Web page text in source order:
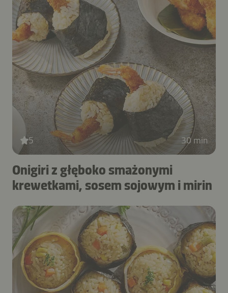
5 30 min
Onigiri z głęboko smażonymi
krewetkami, sosem sojowym i mirin